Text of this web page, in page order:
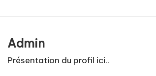
Admin
Présentation du profil ici..